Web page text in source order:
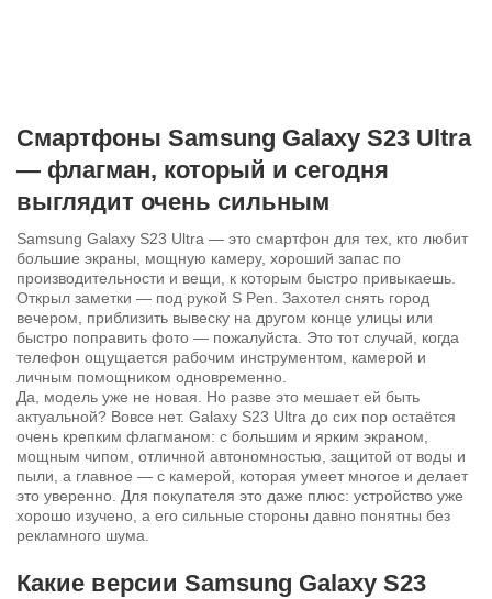
Смартфоны Samsung Galaxy S23 Ultra
— флагман, который и сегодня
выглядит очень сильным
Samsung Galaxy S23 Ultra — это смартфон для тех, кто любит
большие экраны, мощную камеру, хороший запас по
производительности и вещи, к которым быстро привыкаешь.
Открыл заметки — под рукой S Pen. Захотел снять город
вечером, приблизить вывеску на другом конце улицы или
быстро поправить фото — пожалуйста. Это тот случай, когда
телефон ощущается рабочим инструментом, камерой и
личным помощником одновременно.
Да, модель уже не новая. Но разве это мешает ей быть
актуальной? Вовсе нет. Galaxy S23 Ultra до сих пор остаётся
очень крепким флагманом: с большим и ярким экраном,
мощным чипом, отличной автономностью, защитой от воды и
пыли, а главное — с камерой, которая умеет многое и делает
это уверенно. Для покупателя это даже плюс: устройство уже
хорошо изучено, а его сильные стороны давно понятны без
рекламного шума.
Какие версии Samsung Galaxy S23